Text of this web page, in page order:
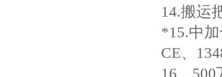
14.搬运
*15.中
CE、
16、500